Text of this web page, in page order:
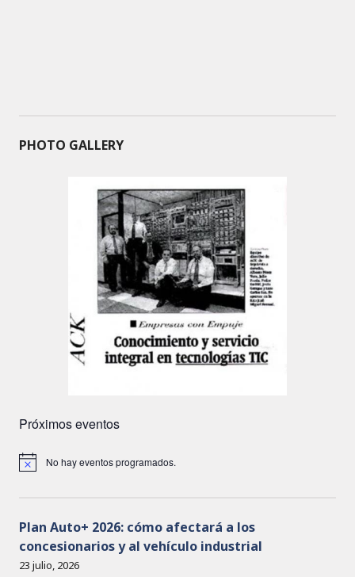
PHOTO GALLERY
Próximos eventos
No hay eventos programados.
Plan Auto+ 2026: cómo afectará a los
concesionarios y al vehículo industrial
23 julio, 2026